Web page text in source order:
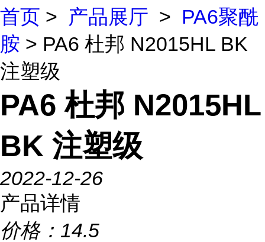
首页 > 产品展厅 > PA6聚酰
胺 > PA6 杜邦 N2015HL BK
注塑级
PA6 杜邦 N2015HL
BK 注塑级
2022-12-26
产品详情
价格： 14.5